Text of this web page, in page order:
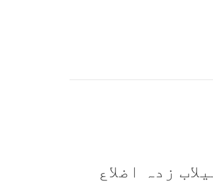
زدہ اضلاع